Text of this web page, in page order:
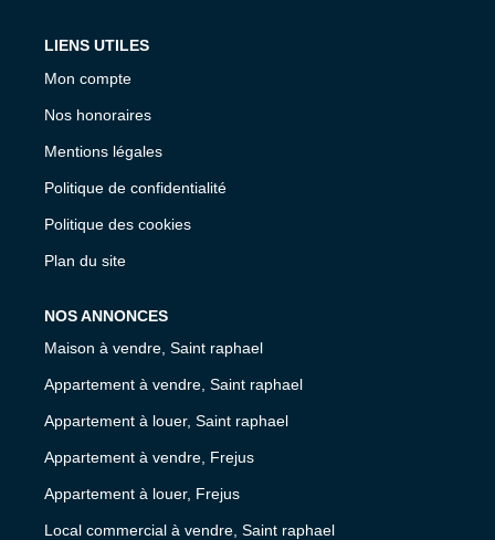
LIENS UTILES
Mon compte
Nos honoraires
Mentions légales
Politique de confidentialité
Politique des cookies
Plan du site
NOS ANNONCES
Maison à vendre, Saint raphael
Appartement à vendre, Saint raphael
Appartement à louer, Saint raphael
Appartement à vendre, Frejus
Appartement à louer, Frejus
Local commercial à vendre, Saint raphael